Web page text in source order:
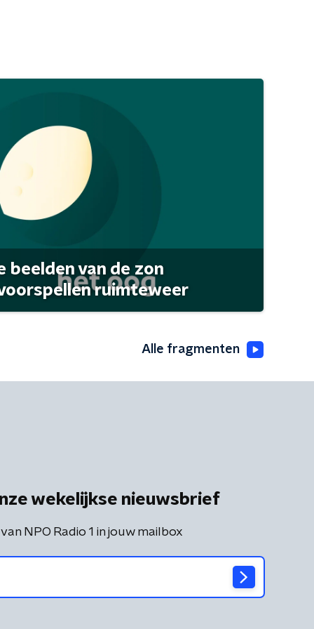
beelden van de zon
ruimteweer
Alle fragmenten
wekelijkse nieuwsbrief
NPO Radio 1 in jouw mailbox